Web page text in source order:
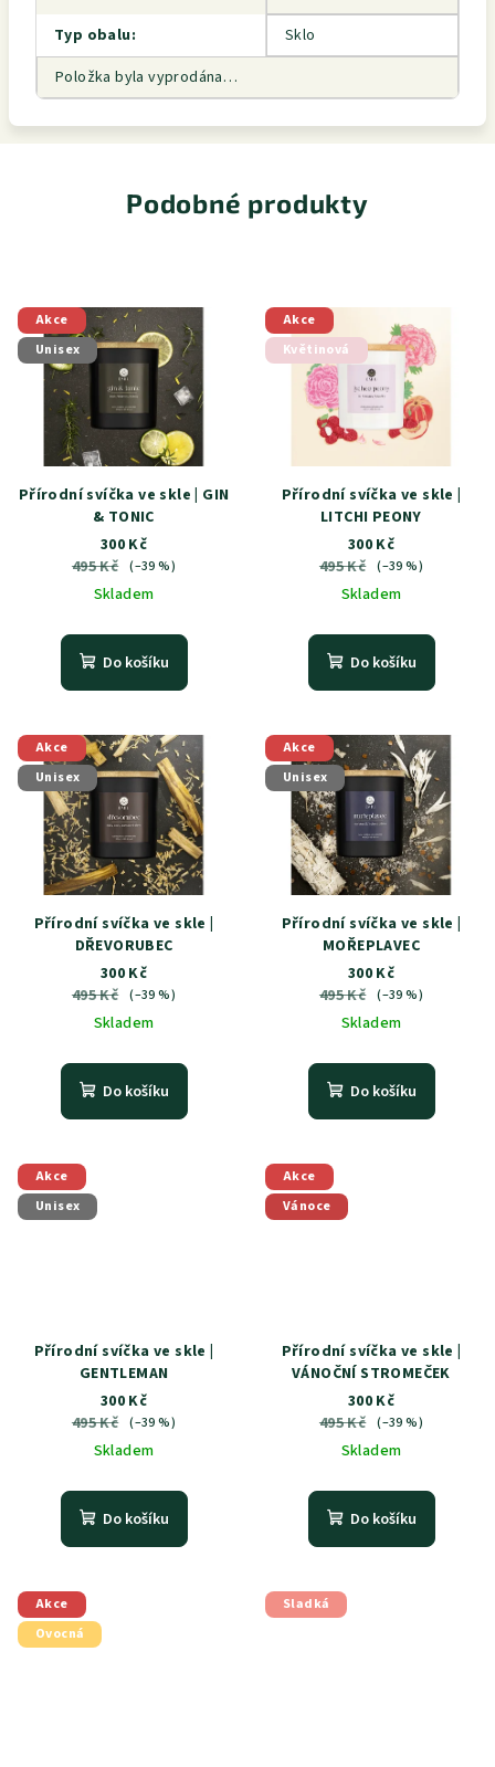
Typ obalu:
Sklo
Položka byla vyprodána…
Podobné produkty
Akce
Unisex
Přírodní svíčka ve skle | GIN
& TONIC
300 Kč
495 Kč (–39 %)
Skladem
Do košíku
Akce
Květinová
Přírodní svíčka ve skle |
LITCHI PEONY
300 Kč
495 Kč (–39 %)
Skladem
Do košíku
Akce
Unisex
Přírodní svíčka ve skle |
DŘEVORUBEC
300 Kč
495 Kč (–39 %)
Skladem
Do košíku
Akce
Unisex
Přírodní svíčka ve skle |
MOŘEPLAVEC
300 Kč
495 Kč (–39 %)
Skladem
Do košíku
Akce
Unisex
Přírodní svíčka ve skle |
GENTLEMAN
300 Kč
495 Kč (–39 %)
Skladem
Do košíku
Akce
Vánoce
Přírodní svíčka ve skle |
VÁNOČNÍ STROMEČEK
300 Kč
495 Kč (–39 %)
Skladem
Do košíku
Akce
Ovocná
Sladká